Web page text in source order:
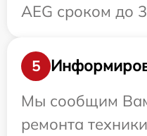
AEG сроком до
5
Мы сообщим
ремонта